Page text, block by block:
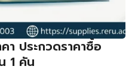
า ประกวดราคาซื้อ
1 คัน